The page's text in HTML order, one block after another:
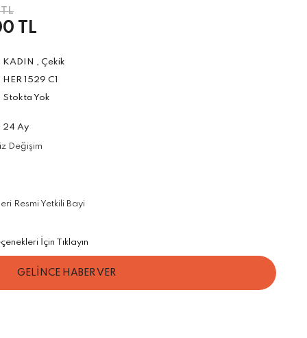
TL
KADIN , Çekik
HER 1529 C1
Stokta Yok
24 Ay
Değişim
Resmi Yetkili Bayi
İçin Tıklayın
GELİNCE HABER VER